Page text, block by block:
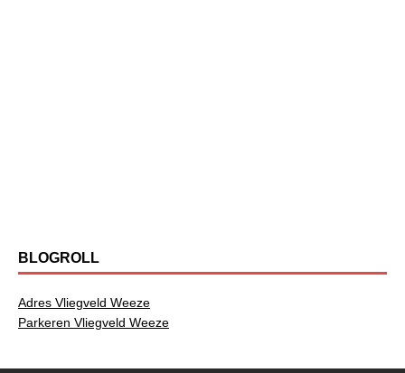
BLOGROLL
Adres Vliegveld Weeze
Parkeren Vliegveld Weeze